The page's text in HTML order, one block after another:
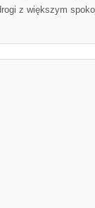
z większym